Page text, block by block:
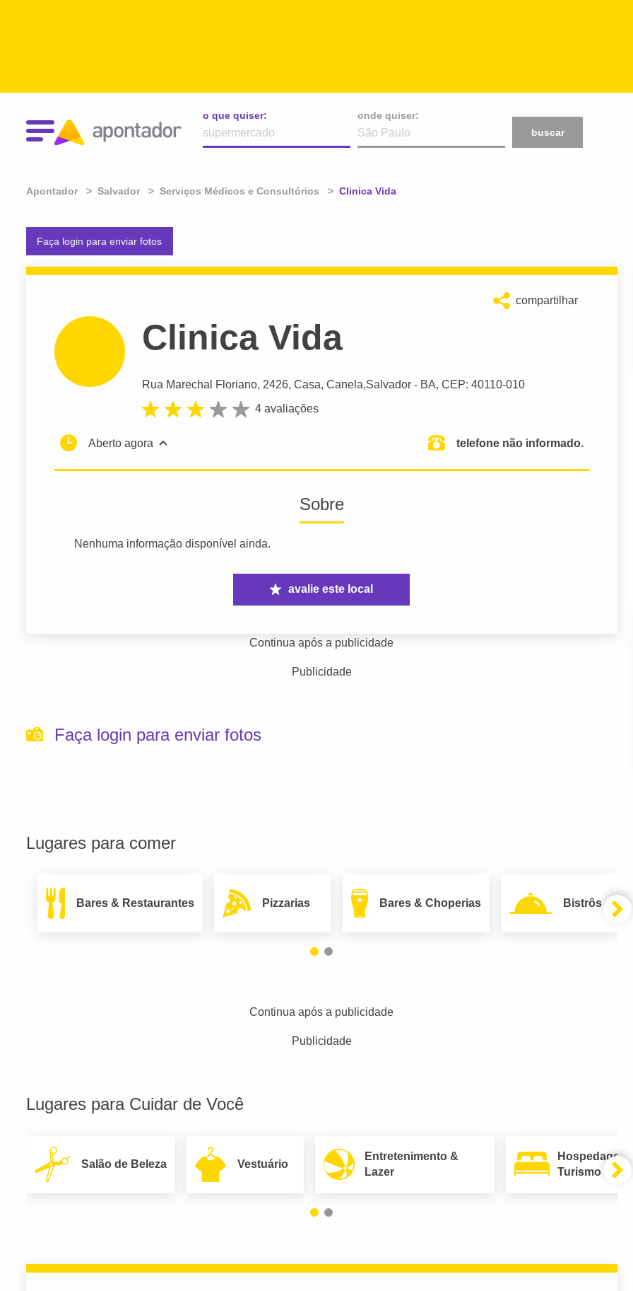
o que quiser:
onde quiser:
buscar
Apontador Salvador Serviços Médicos e Consultórios Atual:
Clinica Vida
Faça login para enviar fotos
compartilhar
Clinica Vida
Rua Marechal Floriano, 2426, Casa, Canela,Salvador - BA, CEP: 40110-010
4 avaliações
Aberto agora telefone não informado.
Sobre
Nenhuma informação disponível ainda.
avalie este local
Continua após a publicidade
Publicidade
Faça login para enviar fotos
Lugares para comer
Bares & Restaurantes Pizzarias Bares & Choperias Bistrôs
Continua após a publicidade
Publicidade
Lugares para Cuidar de Você
Salão de Beleza Vestuário
Entretenimento &
Lazer
Hospedagem
Turismo